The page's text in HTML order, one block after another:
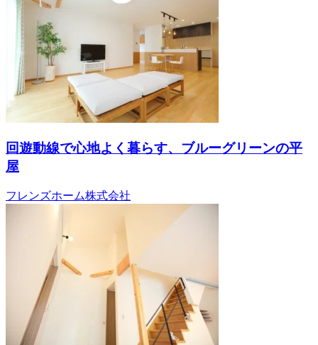
回遊動線で心地よく暮らす、ブルーグリーンの平
屋
フレンズホーム株式会社